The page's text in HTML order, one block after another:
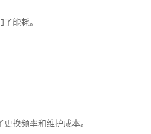
能耗。
换频率和维护成本。